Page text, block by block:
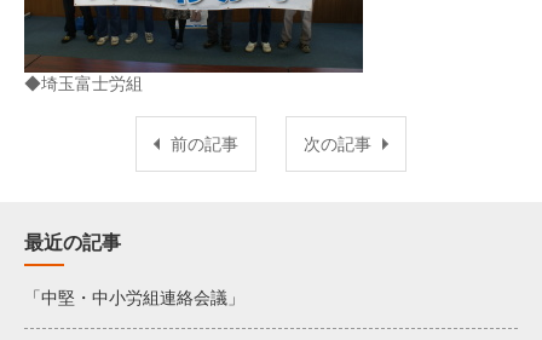
◆埼玉富士労組
前の記事 次の記事
最近の記事
「中堅・中小労組連絡会議」